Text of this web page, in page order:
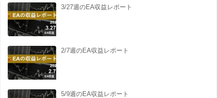
EA収益
3/27週のEA収益レポート
EA収益
2/7週のEA収益レポート
5/9週のEA収益レポート